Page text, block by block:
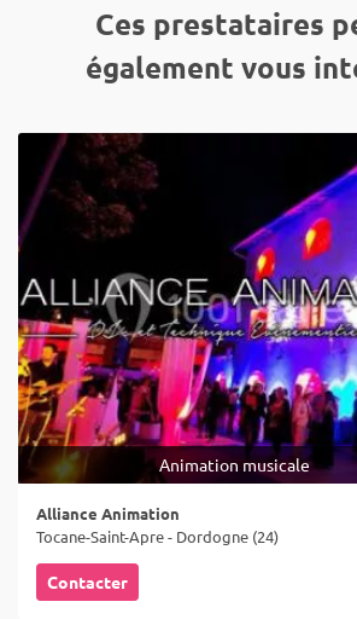
Ces prestataires
également vous
Animation musicale
Alliance Animation
Tocane-Saint-Apre - Dordogne (24)
Contacter